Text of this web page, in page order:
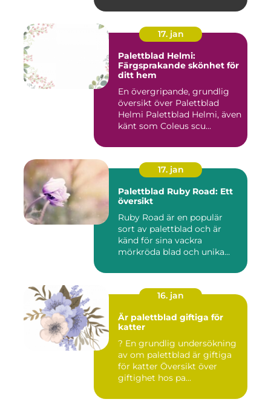
17. jan
Palettblad Helmi:
Färgsprakande skönhet för
ditt hem
En övergripande, grundlig
översikt över Palettblad
Helmi Palettblad Helmi, även
känt som Coleus scu...
17. jan
Palettblad Ruby Road: Ett
översikt
Ruby Road är en populär
sort av palettblad och är
känd för sina vackra
mörkröda blad och unika
16. jan
Är palettblad giftiga för
katter
? En grundlig undersökning
av om palettblad är giftiga
för katter Översikt över
giftighet hos pa...